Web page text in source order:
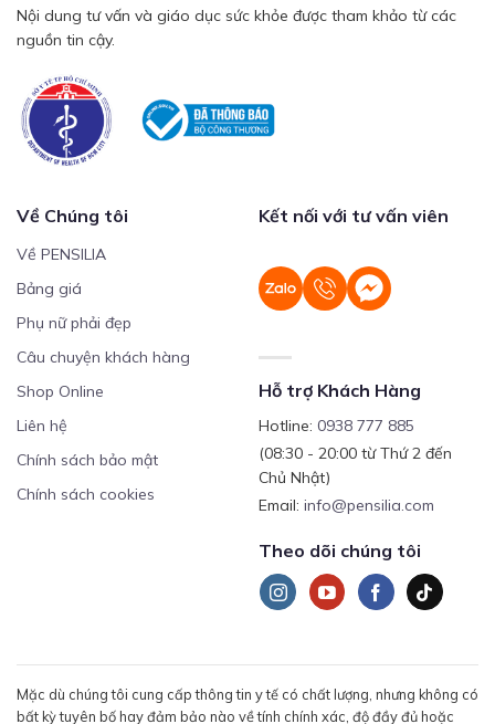
Nội dung tư vấn và giáo dục sức khỏe được tham khảo từ các
nguồn tin cậy.
Về Chúng tôi
Về PENSILIA
Bảng giá
Phụ nữ phải đẹp
Câu chuyện khách hàng
Shop Online
Liên hệ
Chính sách bảo mật
Chính sách cookies
Kết nối với tư vấn viên
Hỗ trợ Khách Hàng
Hotline: 0938 777 885
(08:30 - 20:00 từ Thứ 2 đến
Chủ Nhật)
Email: info@pensilia.com
Theo dõi chúng tôi
Mặc dù chúng tôi cung cấp thông tin y tế có chất lượng, nhưng không có
bất kỳ tuyên bố hay đảm bảo nào về tính chính xác, độ đầy đủ hoặc